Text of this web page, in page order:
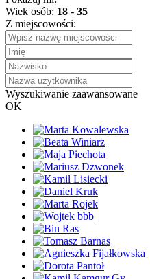
Wiek osób: 18 - 35
Z miejscowości:
Wyszukiwanie zaawansowane
OK